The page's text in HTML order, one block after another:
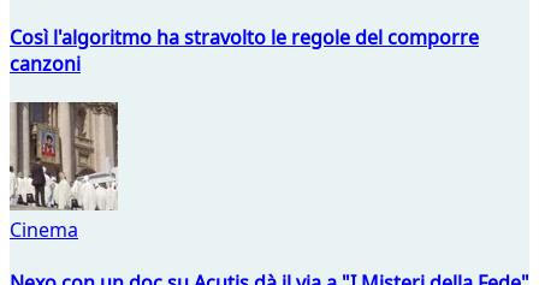
Così l'algoritmo ha stravolto le regole del comporre
canzoni
Cinema